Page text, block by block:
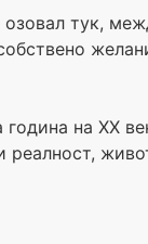
тук,
година на ХХ